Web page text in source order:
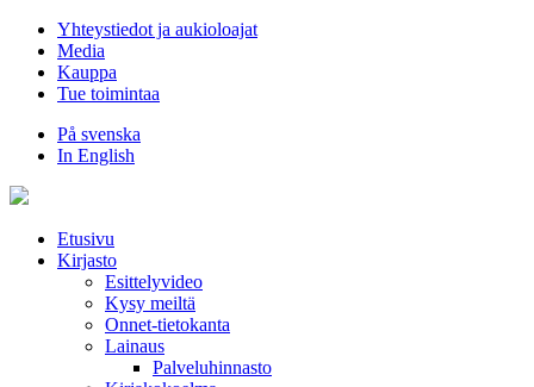
Hyppää
sisältöön
Yhteystiedot ja aukioloajat
Media
Kauppa
Tue toimintaa
På svenska
In English
Etusivu
Kirjasto
Esittelyvideo
Kysy meiltä
Onnet-tietokanta
Lainaus
Palveluhinnasto